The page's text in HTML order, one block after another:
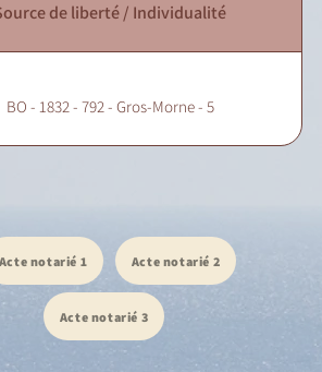
de liberté / Individualité
BO - 1832 - 792 - Gros-Morne - 5
Acte notarié 1 Acte notarié 2
Acte notarié 3